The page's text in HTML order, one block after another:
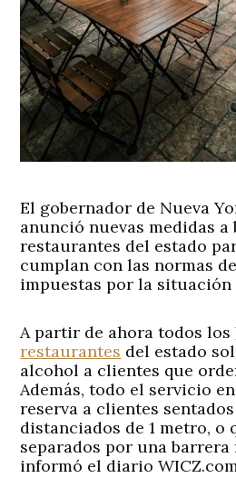
El gobernador de Nueva
anunció nuevas medidas a
restaurantes del estado
cumplan con las normas
impuestas por la situación
A partir de ahora todos los
restaurantes del estado
alcohol a clientes que
Además, todo el servicio
reserva a clientes
distanciados de 1 metro, o
separados por una
informó el diario